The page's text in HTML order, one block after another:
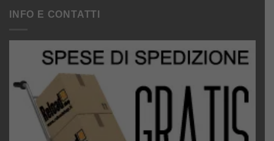
INFO E CONTATTI